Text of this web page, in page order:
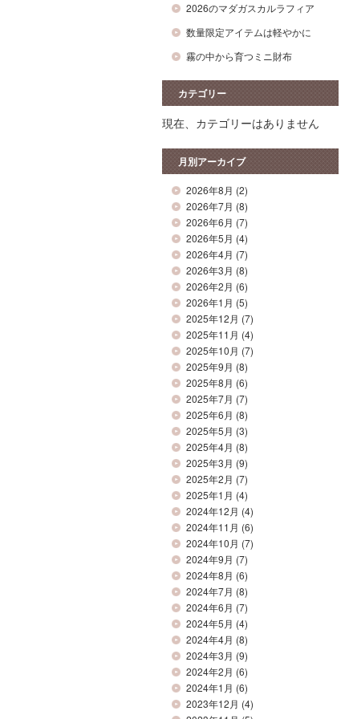
2026のマダガスカルラフィア
数量限定アイテムは軽やかに
霧の中から育つミニ財布
カテゴリー
現在、カテゴリーはありません
月別アーカイブ
2026年8月 (2)
2026年7月 (8)
2026年6月 (7)
2026年5月 (4)
2026年4月 (7)
2026年3月 (8)
2026年2月 (6)
2026年1月 (5)
2025年12月 (7)
2025年11月 (4)
2025年10月 (7)
2025年9月 (8)
2025年8月 (6)
2025年7月 (7)
2025年6月 (8)
2025年5月 (3)
2025年4月 (8)
2025年3月 (9)
2025年2月 (7)
2025年1月 (4)
2024年12月 (4)
2024年11月 (6)
2024年10月 (7)
2024年9月 (7)
2024年8月 (6)
2024年7月 (8)
2024年6月 (7)
2024年5月 (4)
2024年4月 (8)
2024年3月 (9)
2024年2月 (6)
2024年1月 (6)
2023年12月 (4)